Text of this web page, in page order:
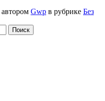
автором Gwp в рубрике Без